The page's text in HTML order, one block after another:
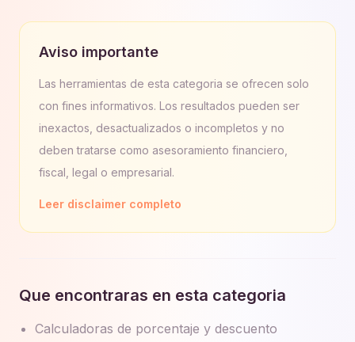
Aviso importante
Las herramientas de esta categoria se ofrecen solo
con fines informativos. Los resultados pueden ser
inexactos, desactualizados o incompletos y no
deben tratarse como asesoramiento financiero,
fiscal, legal o empresarial.
Leer disclaimer completo
Que encontraras en esta categoria
Calculadoras de porcentaje y descuento